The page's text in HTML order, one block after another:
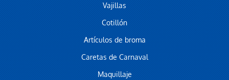
Vajillas
Cotillón
Artículos de broma
Caretas de Carnaval
Maquillaje